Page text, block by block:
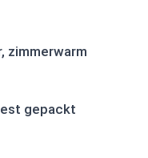
zimmerwarm
gepackt